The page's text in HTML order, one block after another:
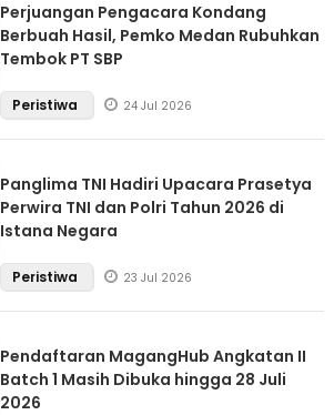
Perjuangan Pengacara Kondang
Berbuah Hasil, Pemko Medan Rubuhkan
Tembok PT SBP
Peristiwa 24 Jul 2026
Panglima TNI Hadiri Upacara Prasetya
Perwira TNI dan Polri Tahun 2026 di
Istana Negara
Peristiwa 23 Jul 2026
Pendaftaran MagangHub Angkatan II
Batch 1 Masih Dibuka hingga 28 Juli
2026